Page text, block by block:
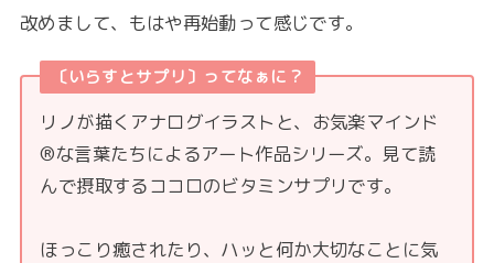
改めまして、もはや再始動って感じです。
〔いらすとサプリ〕ってなぁに？
リノが描くアナログイラストと、お気楽マインド
®な言葉たちによるアート作品シリーズ。見て読
んで摂取するココロのビタミンサプリです。
ほっこり癒されたり、ハッと何か大切なことに気